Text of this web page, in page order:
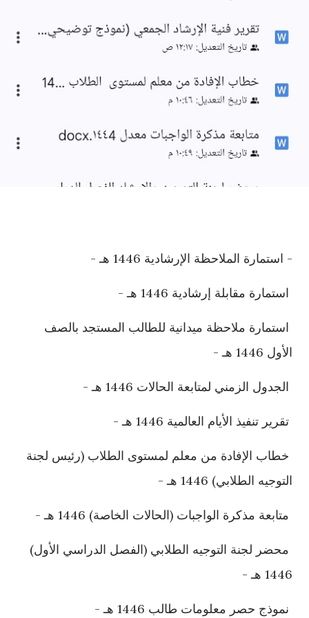
- استمارة الملاحظة الإرشادية 1446 هـ -
استمارة مقابلة إرشادية 1446 هـ -
استمارة ملاحظة ميدانية للطالب المستجد بالصف
الأول 1446 هـ -
الجدول الزمني لمتابعة الحالات 1446 هـ -
تقرير تنفيذ الأيام العالمية 1446 هـ -
خطاب الإفادة من معلم لمستوى الطلاب (رئيس لجنة
التوجيه الطلابي) 1446 هـ -
متابعة مذكرة الواجبات (الحالات الخاصة) 1446 هـ -
محضر لجنة التوجيه الطلابي (الفصل الدراسي الأول)
1446 هـ -
نموذج حصر معلومات طالب 1446 هـ -